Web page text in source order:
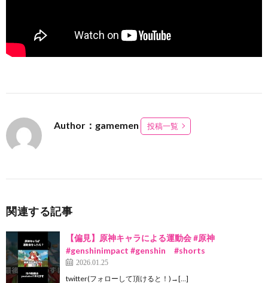
Author：gamemen 投稿一覧
関連する記事
【偏見】原神キャラによる運動会 #原神
#genshinimpact #genshin #shorts
2026.01.25
twitter(フォローして頂けると！)→[…]